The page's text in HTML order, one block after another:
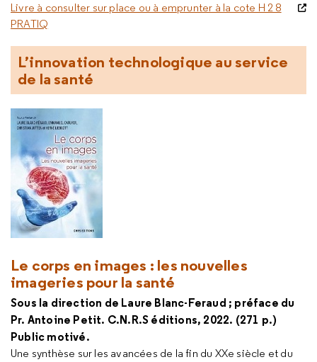
Livre à consulter sur place ou à emprunter à la cote H 2 8
PRATIQ
L’innovation technologique au service
de la santé
Le corps en images : les nouvelles
imageries pour la santé
Sous la direction de Laure Blanc-Feraud ; préface du
Pr. Antoine Petit. C.N.R.S éditions, 2022. (271 p.)
Public motivé.
Une synthèse sur les avancées de la fin du XXe siècle et du